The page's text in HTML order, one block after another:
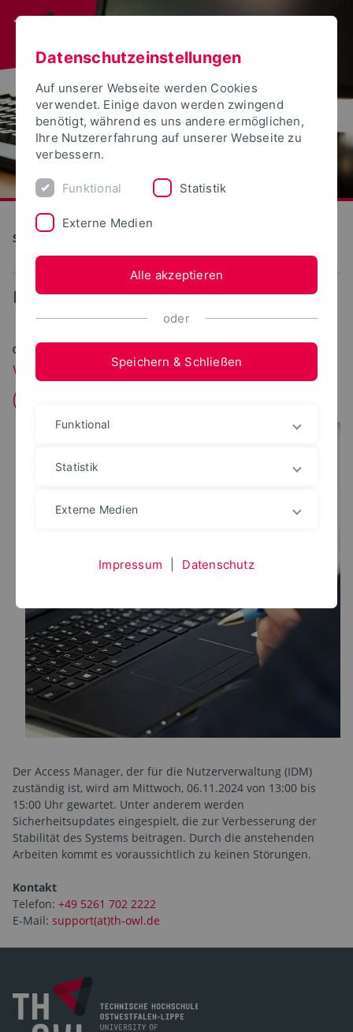
S(kim) - Service Kommunikation Information Medien
... WebPortale
05.11.2024
Wartung des Access Managers
(Benutzerverwaltung)
Der Access Manager, der für die Nutzerverwaltung (IDM)
zuständig ist, wird am Mittwoch, 06.11.2024 von 13:00 bis
15:00 Uhr gewartet. Unter anderem werden
Sicherheitsupdates eingespielt, die zur Verbesserung der
Stabilität des Systems beitragen. Durch die anstehenden
Arbeiten kommt es voraussichtlich zu keinen Störungen.
Kontakt
Telefon: +49 5261 702 2222
E-Mail: support(at)th-owl.de
Datenschutzeinstellungen
Auf unserer Webseite werden Cookies
verwendet. Einige davon werden zwingend
benötigt, während es uns andere ermöglichen,
Ihre Nutzererfahrung auf unserer Webseite zu
verbessern.
Funktional Statistik
Externe Medien
Alle akzeptieren
oder
Speichern & Schließen
Funktional
Statistik
Externe Medien
Impressum Datenschutz